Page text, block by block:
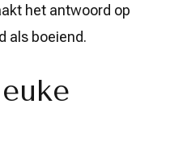
het antwoord op
als boeiend.